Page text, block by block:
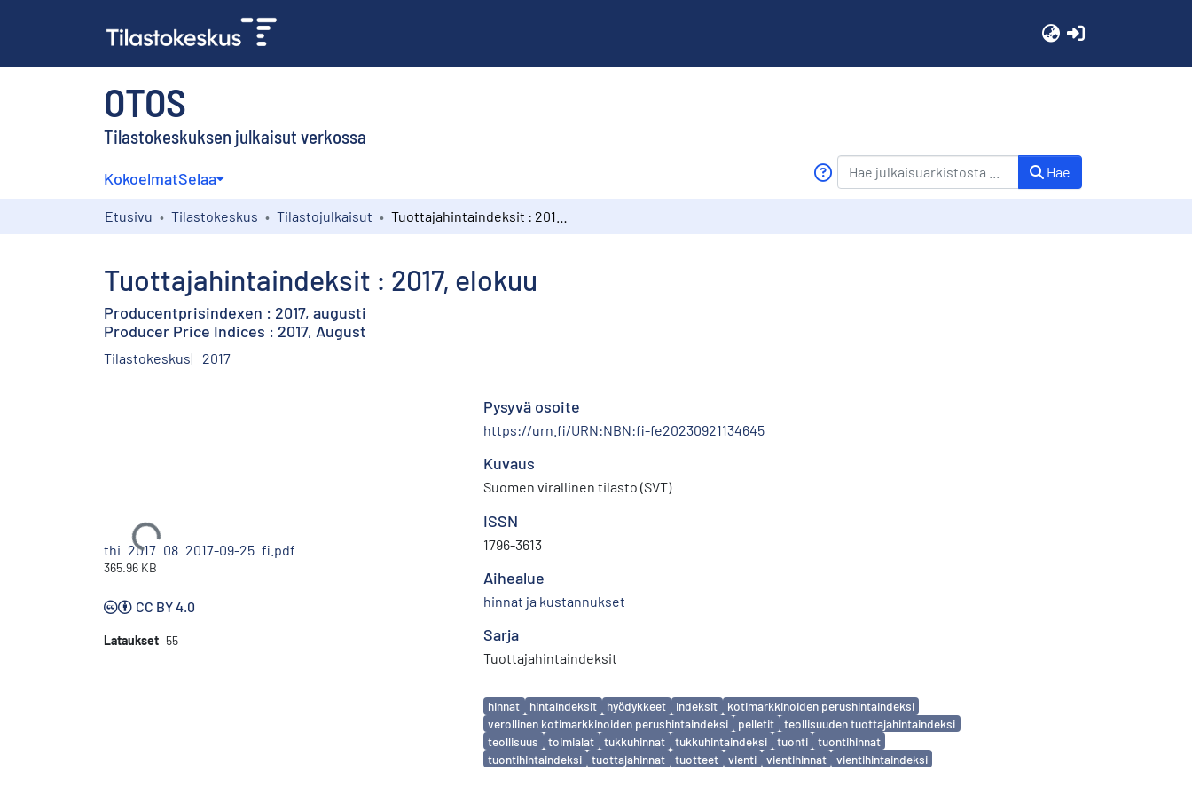
OTOS
Tilastokeskuksen julkaisut verkossa
KokoelmatSelaa Hae
Etusivu Tilastokeskus Tilastojulkaisut
Tuottajahintaindeksit : 2017, elokuu
Producentprisindexen : 2017, augusti
Producer Price Indices : 2017, August
Tilastokeskus 2017
Ladataan...
thi_2017_08_2017-09-25_fi.pdf
365.96 KB
CC BY 4.0
Lataukset 55
Pysyvä osoite
https://urn.fi/URN:NBN:fi-fe20230921134645
Kuvaus
Suomen virallinen tilasto (SVT)
ISSN
1796-3613
Aihealue
hinnat ja kustannukset
Sarja
Tuottajahintaindeksit
Avainsanat
hinnat hintaindeksit hyödykkeet indeksit
kotimarkkinoiden perushintaindeksi
verollinen kotimarkkinoiden perushintaindeksi
pelletit
teollisuuden tuottajahintaindeksi
teollisuus
toimialat tukkuhinnat tukkuhintaindeksi tuonti
tuontihinnat
tuontihintaindeksi
tuottajahinnat tuotteet vienti vientihinnat vientihintaindeksi